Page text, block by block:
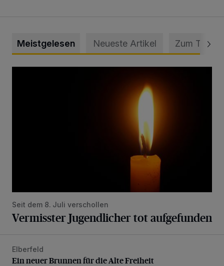
Meistgelesen Neueste Artikel Zum Thema
Seit dem 8. Juli verschollen
Vermisster Jugendlicher tot aufgefunden
Ein neuer Brunnen für die Alte Freiheit
Elberfeld
Ein neuer Brunnen für die Alte Freiheit